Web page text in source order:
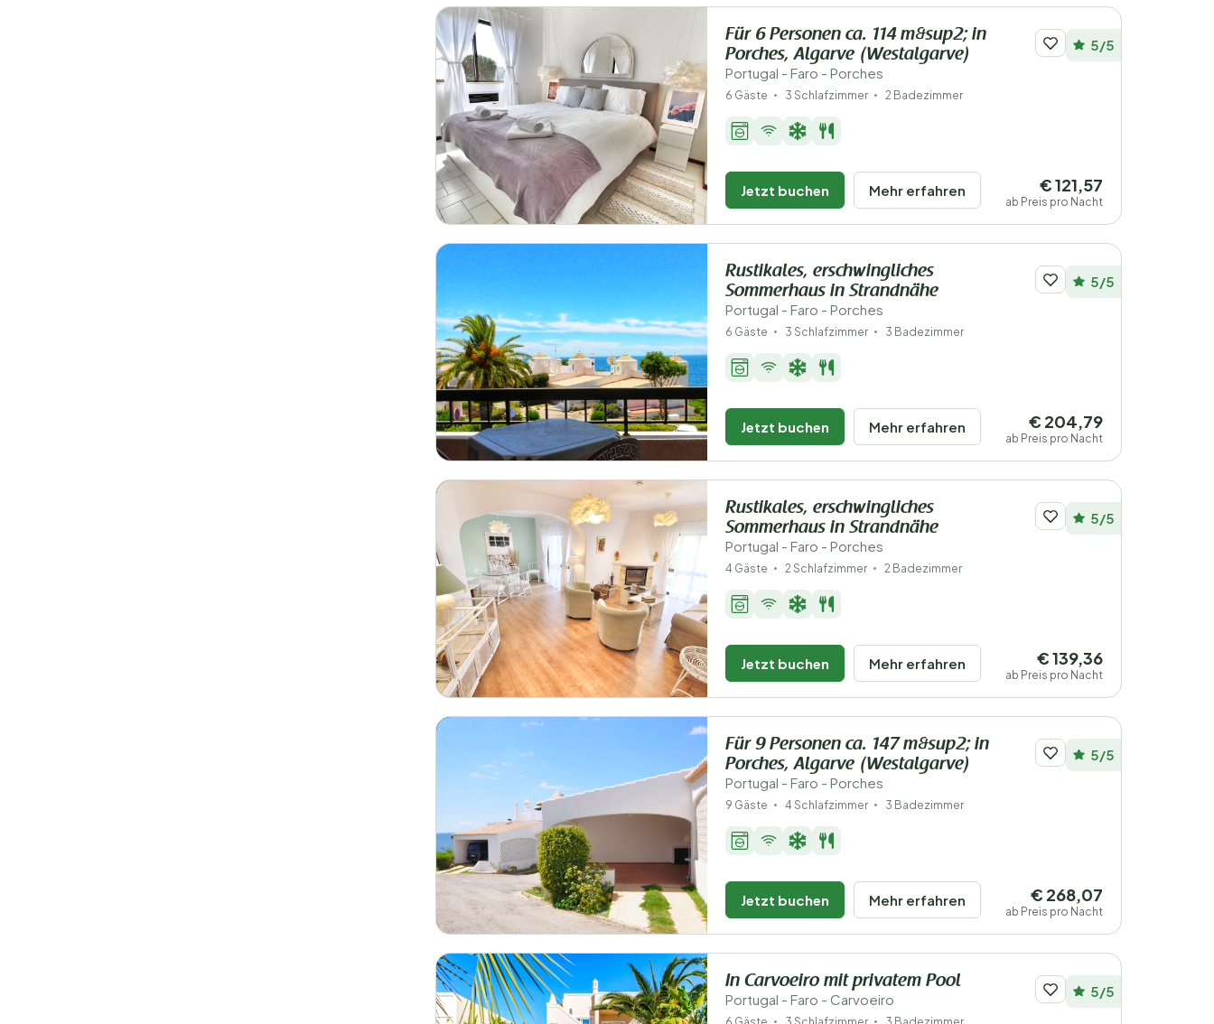
Für 6 Personen ca. 114 m&sup2; in
Porches, Algarve (Westalgarve)
Portugal - Faro - Porches
5/5
6 Gäste 3 Schlafzimmer 2 Badezimmer
Jetzt buchen Mehr erfahren € 121,57
ab Preis pro Nacht
Rustikales, erschwingliches
Sommerhaus in Strandnähe
Portugal - Faro - Porches
5/5
6 Gäste 3 Schlafzimmer 3 Badezimmer
Jetzt buchen Mehr erfahren € 204,79
ab Preis pro Nacht
Rustikales, erschwingliches
Sommerhaus in Strandnähe
Portugal - Faro - Porches
5/5
4 Gäste 2 Schlafzimmer 2 Badezimmer
Jetzt buchen Mehr erfahren € 139,36
ab Preis pro Nacht
Für 9 Personen ca. 147 m&sup2; in
Porches, Algarve (Westalgarve)
Portugal - Faro - Porches
5/5
9 Gäste 4 Schlafzimmer 3 Badezimmer
Jetzt buchen Mehr erfahren € 268,07
ab Preis pro Nacht
In Carvoeiro mit privatem Pool
Portugal - Faro - Carvoeiro 5/5